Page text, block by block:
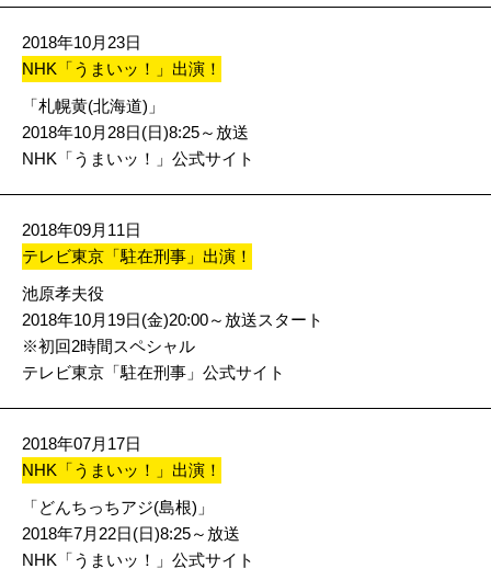
2018年10月23日
NHK「うまいッ！」出演！
「札幌黄(北海道)」
2018年10月28日(日)8:25～放送
NHK「うまいッ！」公式サイト
2018年09月11日
テレビ東京「駐在刑事」出演！
池原孝夫役
2018年10月19日(金)20:00～放送スタート
※初回2時間スペシャル
テレビ東京「駐在刑事」公式サイト
2018年07月17日
NHK「うまいッ！」出演！
「どんちっちアジ(島根)」
2018年7月22日(日)8:25～放送
NHK「うまいッ！」公式サイト